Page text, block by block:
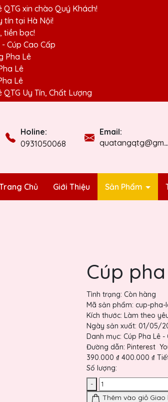
xin chào Quý Khách!
tín tại Hà Nội!
tiền bạc!
Cúp Cao Cấp
Pha Lê
Lê
Lê
Uy Tín, Chất Lượng
Holine:
0931050068
Email:
quatangqtg@gmail.com
Chủ Giới Thiệu Sản Phẩm
Cúp
Tình trạng: Còn hàng
Mã sản phẩm: cup-pha-
Kích thước: Làm theo
Ngày sản xuất: 01/05/
Danh mục: Cúp Pha Lê -
Đường dẫn: Pinterest
390.000 ₫ 400.000 ₫
Số lượng:
-
Thêm vào giỏ Giao